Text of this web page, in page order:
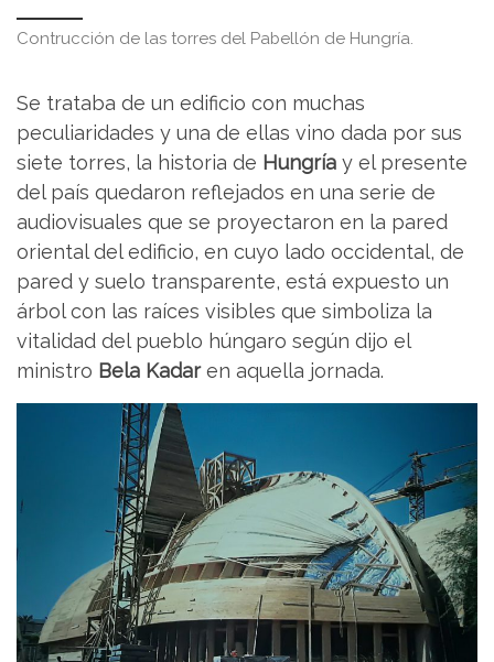
Contrucción de las torres del Pabellón de Hungría.
Se trataba de un edificio con muchas
peculiaridades y una de ellas vino dada por sus
siete torres, la historia de Hungría y el presente
del país quedaron reflejados en una serie de
audiovisuales que se proyectaron en la pared
oriental del edificio, en cuyo lado occidental, de
pared y suelo transparente, está expuesto un
árbol con las raíces visibles que simboliza la
vitalidad del pueblo húngaro según dijo el
ministro Bela Kadaren aquella jornada.